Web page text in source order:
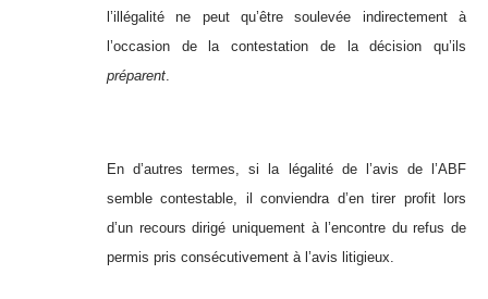
l’illégalité ne peut qu’être soulevée indirectement à
l’occasion de la contestation de la décision qu’ils
préparent.
En d’autres termes, si la légalité de l’avis de l’ABF
semble contestable, il conviendra d’en tirer profit lors
d’un recours dirigé uniquement à l’encontre du refus de
permis pris consécutivement à l’avis litigieux.